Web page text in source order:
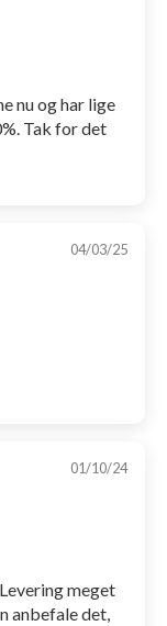
nu og har lige
Tak for det
04/03/25
01/10/24
meget
anbefale det,